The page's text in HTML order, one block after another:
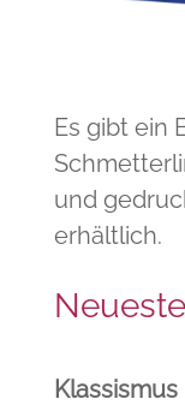
Es gibt ein
und
erhältlich.